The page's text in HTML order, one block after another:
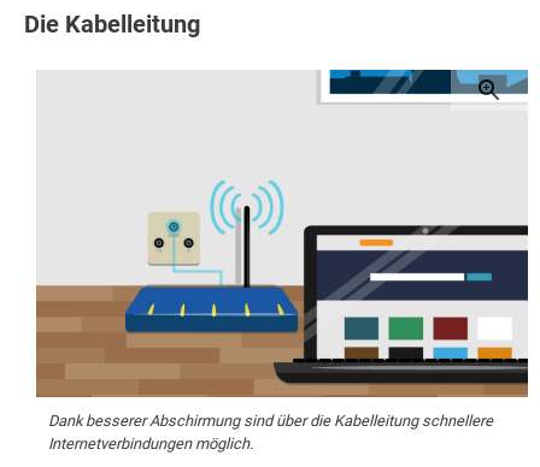
Die Kabelleitung
Dank besserer Abschirmung sind über die Kabelleitung schnellere
Internetverbindungen möglich.